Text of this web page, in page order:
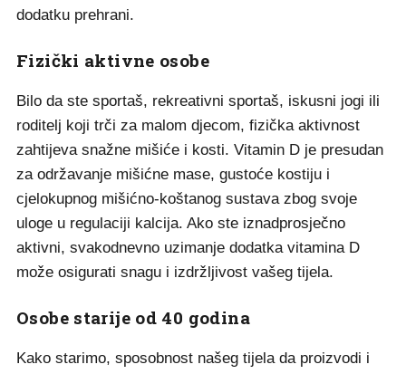
dodatku prehrani.
Fizički aktivne osobe
Bilo da ste sportaš, rekreativni sportaš, iskusni jogi ili
roditelj koji trči za malom djecom, fizička aktivnost
zahtijeva snažne mišiće i kosti. Vitamin D je presudan
za održavanje mišićne mase, gustoće kostiju i
cjelokupnog mišićno-koštanog sustava zbog svoje
uloge u regulaciji kalcija. Ako ste iznadprosječno
aktivni, svakodnevno uzimanje dodatka vitamina D
može osigurati snagu i izdržljivost vašeg tijela.
Osobe starije od 40 godina
Kako starimo, sposobnost našeg tijela da proizvodi i